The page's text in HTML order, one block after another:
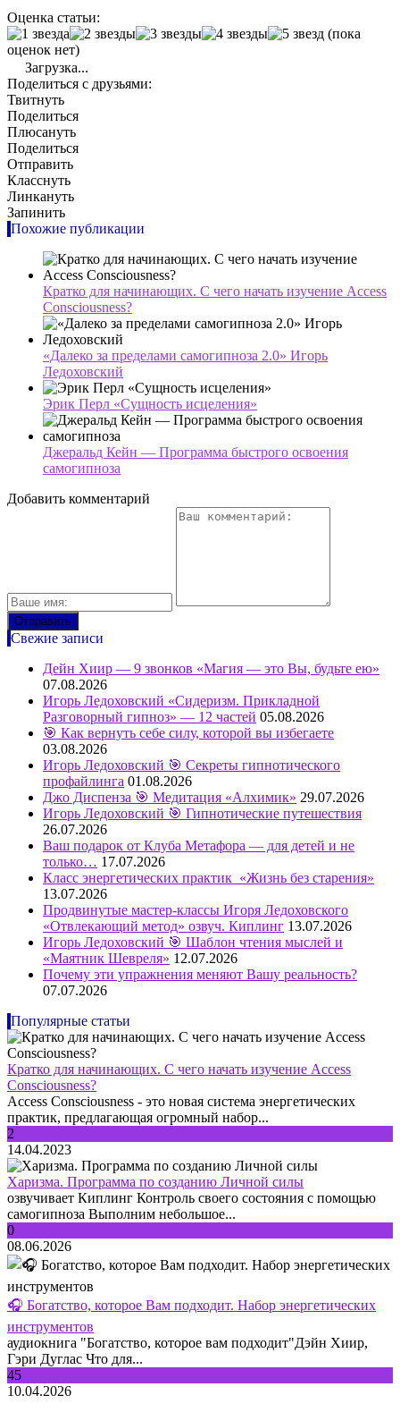
Оценка статьи:
(пока
оценок нет)
Загрузка...
Поделиться с друзьями:
Твитнуть
Поделиться
Плюсануть
Поделиться
Отправить
Класснуть
Линкануть
Запинить
Похожие публикации
Кратко для начинающих. С чего начать изучение Access
Consciousness?
«Далеко за пределами самогипноза 2.0» Игорь
Ледоховский
Эрик Перл «Сущность исцеления»
Джеральд Кейн — Программа быстрого освоения
самогипноза
Добавить комментарий
Свежие записи
Дейн Хиир — 9 звонков «Магия — это Вы, будьте ею»
07.08.2026
Игорь Ледоховский «Сидеризм. Прикладной
Разговорный гипноз» — 12 частей 05.08.2026
🎯 Как вернуть себе силу, которой вы избегаете
03.08.2026
Игорь Ледоховский 🎯 Секреты гипнотического
профайлинга 01.08.2026
Джо Диспенза 🎯 Медитация «Алхимик» 29.07.2026
Игорь Ледоховский 🎯 Гипнотические путешествия
26.07.2026
Ваш подарок от Клуба Метафора — для детей и не
только… 17.07.2026
Класс энергетических практик «Жизнь без старения»
13.07.2026
Продвинутые мастер-классы Игоря Ледоховского
«Отвлекающий метод» озвуч. Киплинг 13.07.2026
Игорь Ледоховский 🎯 Шаблон чтения мыслей и
«Маятник Шевреля» 12.07.2026
Почему эти упражнения меняют Вашу реальность?
07.07.2026
Популярные статьи
Кратко для начинающих. С чего начать изучение Access
Consciousness?
Access Consciousness - это новая система энергетических
практик, предлагающая огромный набор...
2
14.04.2023
Харизма. Программа по созданию Личной силы
озвучивает Киплинг Контроль своего состояния с помощью
самогипноза Выполним небольшое...
0
08.06.2026
🎧 Богатство, которое Вам подходит. Набор энергетических
инструментов
аудиокнига "Богатство, которое вам подходит"Дэйн Хиир,
Гэри Дуглас Что для...
45
10.04.2026